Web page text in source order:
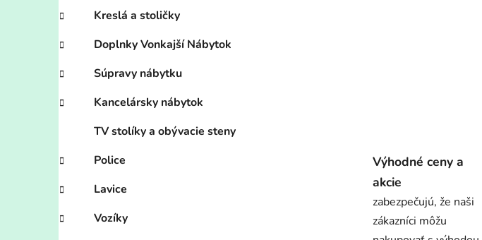
Kreslá a stoličky
Doplnky Vonkajší Nábytok
Súpravy nábytku
Kancelársky nábytok
TV stolíky a obývacie steny
Police
Lavice
Vozíky
Výhodné ceny a
akcie
zabezpečujú, že naši
zákazníci môžu